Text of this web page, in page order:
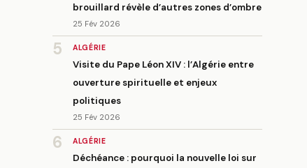
brouillard révèle d’autres zones d’ombre
25 Fév 2026
5 ALGÉRIE
Visite du Pape Léon XIV : l’Algérie entre
ouverture spirituelle et enjeux
politiques
25 Fév 2026
6 ALGÉRIE
Déchéance : pourquoi la nouvelle loi sur